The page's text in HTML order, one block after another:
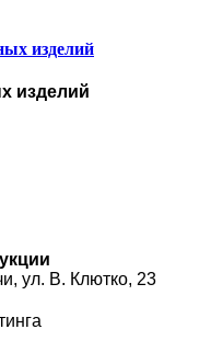
изделий
изделий
ул. В. Клютко, 23